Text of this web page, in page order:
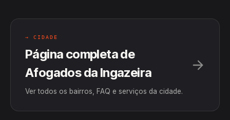
→ CIDADE
Página completa de
Afogados da Ingazeira
Ver todos os bairros, FAQ e serviços da cidade.